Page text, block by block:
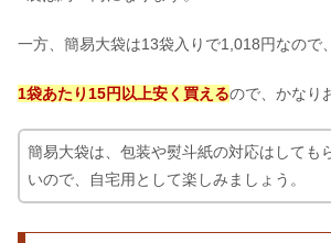
一方、簡易大袋は13袋入りで1,018円なので
1袋あたり15円以上安く買えるので、かなり
簡易大袋は、包装や熨斗紙の対応はしても
いので、自宅用として楽しみましょう。